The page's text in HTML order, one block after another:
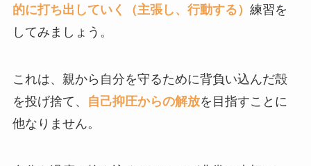
的に打ち出していく（主張し、行動する） 練習を
してみましょう。
これは、親から自分を守るために背負い込んだ殻
を投げ捨て、
自己抑圧からの解放を目指すことに
他なりません。